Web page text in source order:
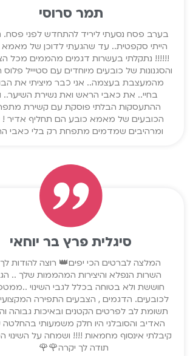
תמר סרוסי
בערב פסח נסעתי ליריד להתחדש לפני
הייתי סקפטית.. עד שהגעתי לדוכן של מאמא
!!!!!! נתקלתי בעשרות דגמים מהממים מכל
והסגנונות של כובעים מיוחדים עם סטיייל
מהמעצבת בעצמה.. אני כבר מיציתי את
בחיי.. את כאבי הראש ואת נשירת השיער..
ההתעסקות הבלתי פוסקת עם קשירת
הכובעים של מאמא כובע הם תחליף אדיר !
ומרהיבים שמדמים מתפחת רק בלי כאבי
סיגלית פרץ בר יוחאי
המלצה לברטים הכי יפים👑 רוצה להודות
השרות הנפלא והיצירות המהממות שלך ..
חוששת ולא בטוחה בכלל לגבי השינוי
לכובעים. הדגמים , הצבעים התפירה
תשומת לב לפרטים הקטנים ובאיכות גבוהה
האדיב והסובלני היו חלק משמעותי בהחלטה
קיבלתי אינסוף מחמאות !!!! ושמחה על השינוי
תודה לך יקרה🌹🌹